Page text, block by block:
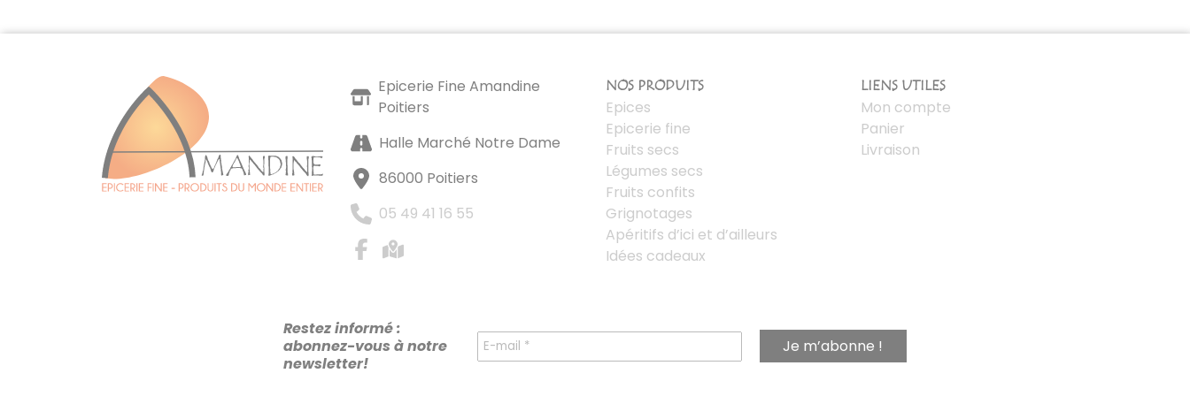
Epicerie Fine Amandine
Poitiers
Halle Marché Notre Dame
86000 Poitiers
05 49 41 16 55
NOS PRODUITS
Epices
Epicerie fine
Fruits secs
Légumes secs
Fruits confits
Grignotages
Apéritifs d’ici et d’ailleurs
Idées cadeaux
LIENS UTILES
Mon compte
Panier
Livraison
Restez informé :
abonnez-vous à notre
newsletter!